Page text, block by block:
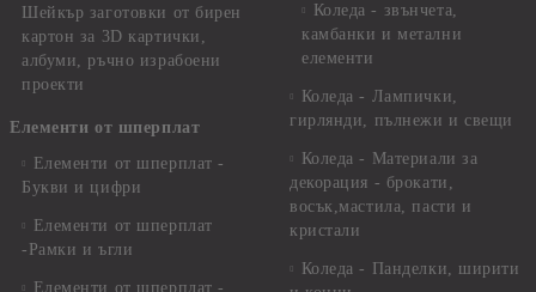
Шейкър заготовки от бирен
картон за 3D картички,
албуми, ръчно израбоени
проекти
Елементи от шперплат
Елементи от шперплат -
Букви и цифри
Елементи от шперплат
-Рамки и ъгли
Елементи от шперплат -
Коледа - звънчета,
камбанки и метални
елементи
Коледа - Лампички,
гирлянди, пълнежи и свещи
Коледа - Материали за
декорация - брокати,
восък,мастила, пасти и
кристали
Коледа - Панделки, ширити